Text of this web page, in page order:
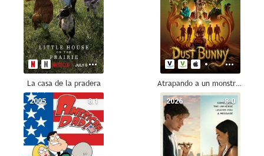
La casa de la pradera Atrapando a un monstruo
8.1
2005 8.0
2026